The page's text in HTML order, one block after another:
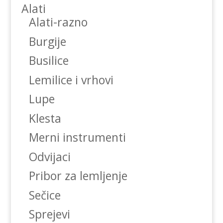
Alati
Alati-razno
Burgije
Busilice
Lemilice i vrhovi
Lupe
Klesta
Merni instrumenti
Odvijaci
Pribor za lemljenje
Sečice
Sprejevi